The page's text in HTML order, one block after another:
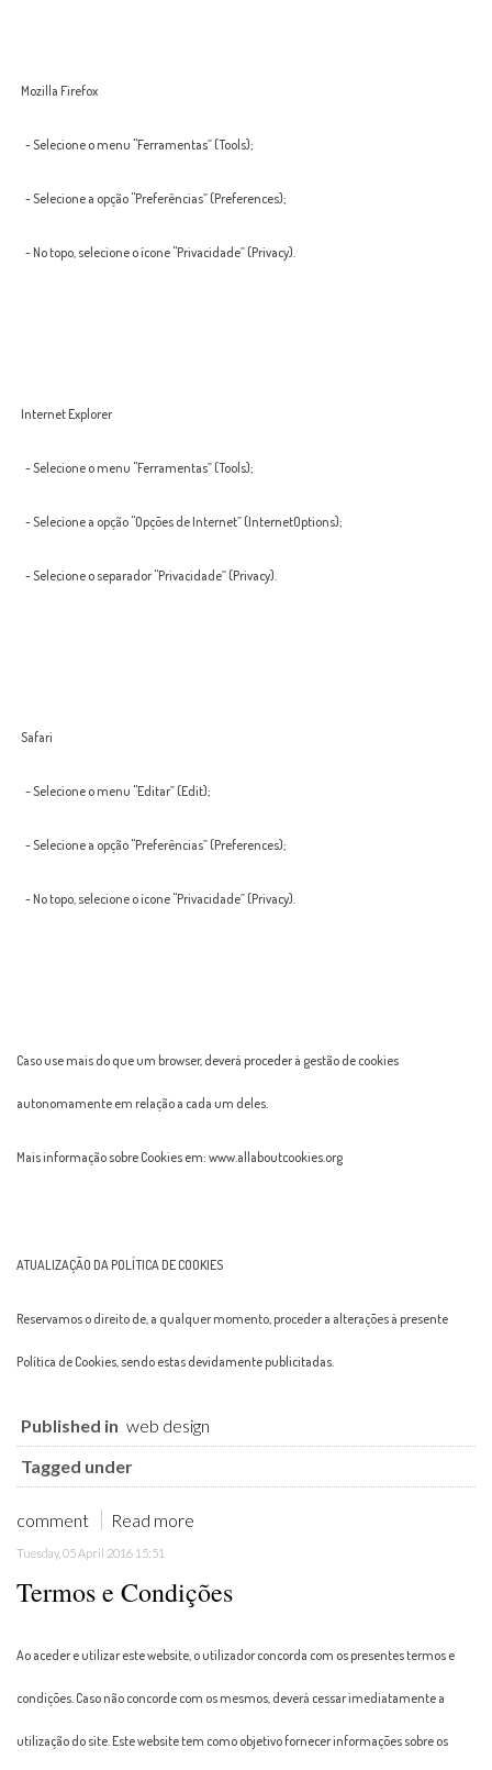
Mozilla Firefox
- Selecione o menu "Ferramentas” (Tools);
- Selecione a opção "Preferências” (Preferences);
- No topo, selecione o ícone "Privacidade” (Privacy).
Internet Explorer
- Selecione o menu "Ferramentas” (Tools);
- Selecione a opção "Opções de Internet” (InternetOptions);
- Selecione o separador "Privacidade” (Privacy).
Safari
- Selecione o menu "Editar” (Edit);
- Selecione a opção "Preferências” (Preferences);
- No topo, selecione o ícone "Privacidade” (Privacy).
Caso use mais do que um browser, deverá proceder à gestão de cookies
autonomamente em relação a cada um deles.
Mais informação sobre Cookies em: www.allaboutcookies.org
ATUALIZAÇÃO DA POLÍTICA DE COOKIES
Reservamos o direito de, a qualquer momento, proceder a alterações à presente
Política de Cookies, sendo estas devidamente publicitadas.
Published in web design
Tagged under
comment Read more
Tuesday, 05 April 2016 15:51
Termos e Condições
Ao aceder e utilizar este website, o utilizador concorda com os presentes termos e
condições. Caso não concorde com os mesmos, deverá cessar imediatamente a
utilização do site. Este website tem como objetivo fornecer informações sobre os